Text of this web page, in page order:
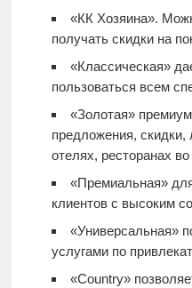
«КК Хозяина».
получать скидки на
«Классическая»
пользоваться всем
«Золотая»
предложения, скидки,
отелях, ресторанах
«Премиальная»
клиентов с высоким
«Универсальная»
услугами по
«Country»